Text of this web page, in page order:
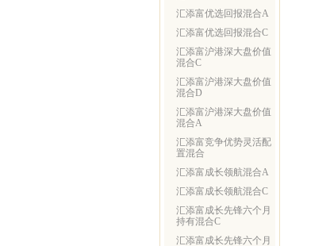
汇添富优选回报混合A
汇添富优选回报混合C
汇添富沪港深大盘价值
混合C
汇添富沪港深大盘价值
混合D
汇添富沪港深大盘价值
混合A
汇添富竞争优势灵活配
置混合
汇添富成长领航混合A
汇添富成长领航混合C
汇添富成长先锋六个月
持有混合C
汇添富成长先锋六个月